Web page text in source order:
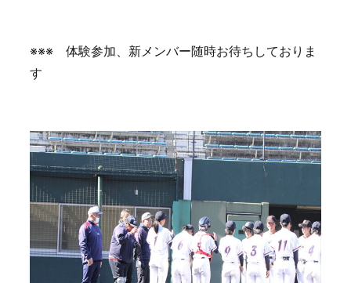
※※※ 体験参加、新メンバー随時お待ちしておりま
す